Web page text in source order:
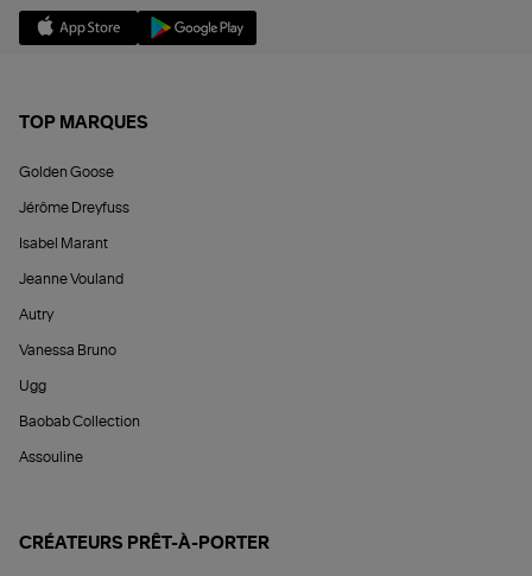
TOP MARQUES
Golden Goose
Jérôme Dreyfuss
Isabel Marant
Jeanne Vouland
Autry
Vanessa Bruno
Ugg
Baobab Collection
Assouline
CRÉATEURS PRÊT-À-PORTER